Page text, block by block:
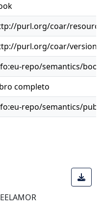
purl.org/coar/
purl.org/coar/version/
repo/semantics/book
completo
repo/semantics/